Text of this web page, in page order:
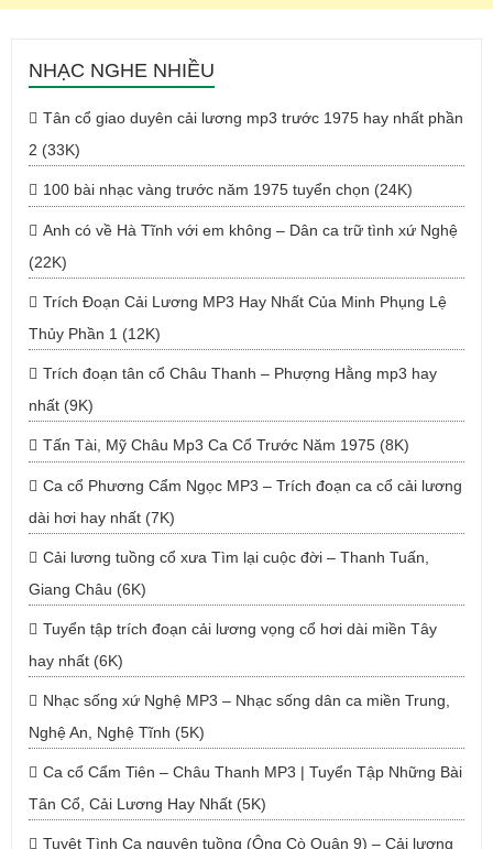
NHẠC NGHE NHIỀU
Tân cổ giao duyên cải lương mp3 trước 1975 hay nhất phần
2 (33K)
100 bài nhạc vàng trước năm 1975 tuyển chọn (24K)
Anh có về Hà Tĩnh với em không – Dân ca trữ tình xứ Nghệ
(22K)
Trích Đoạn Cải Lương MP3 Hay Nhất Của Minh Phụng Lệ
Thủy Phần 1 (12K)
Trích đoạn tân cổ Châu Thanh – Phượng Hằng mp3 hay
nhất (9K)
Tấn Tài, Mỹ Châu Mp3 Ca Cổ Trước Năm 1975 (8K)
Ca cổ Phương Cẩm Ngọc MP3 – Trích đoạn ca cổ cải lương
dài hơi hay nhất (7K)
Cải lương tuồng cổ xưa Tìm lại cuộc đời – Thanh Tuấn,
Giang Châu (6K)
Tuyển tập trích đoạn cải lương vọng cổ hơi dài miền Tây
hay nhất (6K)
Nhạc sống xứ Nghệ MP3 – Nhạc sống dân ca miền Trung,
Nghệ An, Nghệ Tĩnh (5K)
Ca cổ Cẩm Tiên – Châu Thanh MP3 | Tuyển Tập Những Bài
Tân Cổ, Cải Lương Hay Nhất (5K)
Tuyệt Tình Ca nguyên tuồng (Ông Cò Quận 9) – Cải lương